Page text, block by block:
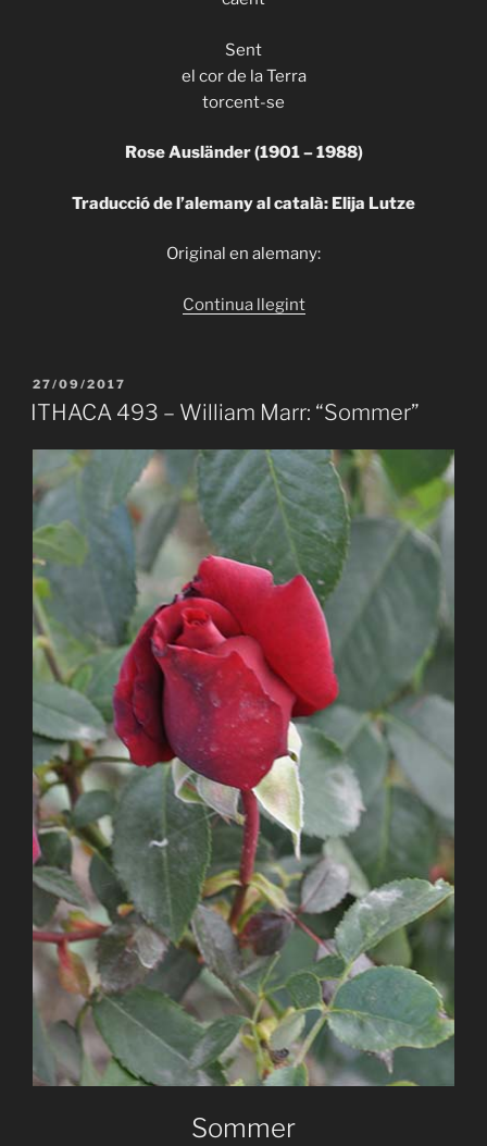
Sent
el cor de la Terra
torcent-se
Rose Ausländer (1901 – 1988)
Traducció de l’alemany al català: Elija Lutze
Original en alemany:
Continua llegint«ITHACA
Ausländer
“Desgavell”»
PUBLICAT
A
27/09/2017
ITHACA 493 – William Marr: “Sommer”
Sommer